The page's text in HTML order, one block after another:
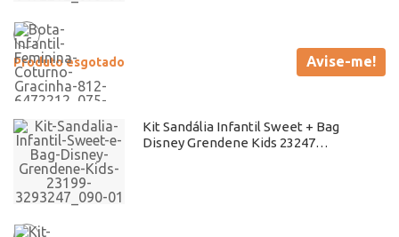
Produto esgotado Avise-me!
Kit Sandália Infantil Sweet + Bag
Disney Grendene Kids 23247